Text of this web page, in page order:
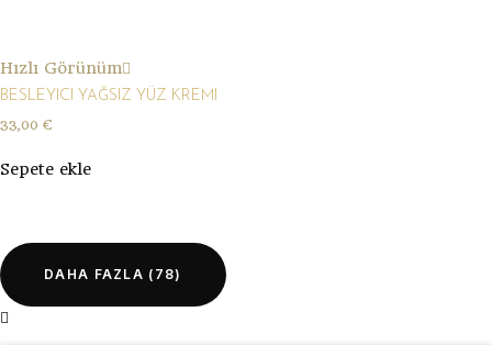
Hızlı Görünüm
BESLEYICI YAĞSIZ YÜZ KREMI
33,00 €
Sepete ekle
DAHA FAZLA (78)